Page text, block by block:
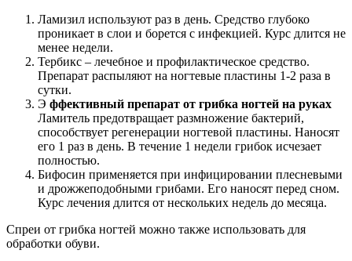
Ламизил используют раз в день. Средство глубоко
проникает в слои и борется с инфекцией. Курс длится не
менее недели.
Тербикс – лечебное и профилактическое средство.
Препарат распыляют на ногтевые пластины 1-2 раза в
сутки.
Э ффективный препарат от грибка ногтей на руках
Ламитель предотвращает размножение бактерий,
способствует регенерации ногтевой пластины. Наносят
его 1 раз в день. В течение 1 недели грибок исчезает
полностью.
Бифосин применяется при инфицировании плесневыми
и дрожжеподобными грибами. Его наносят перед сном.
Курс лечения длится от нескольких недель до месяца.
Спреи от грибка ногтей можно также использовать для
обработки обуви.